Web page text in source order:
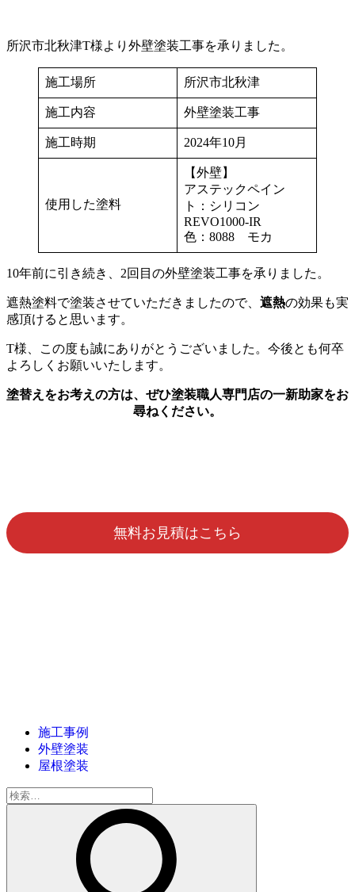
所沢市北秋津T様より外壁塗装工事を承りました。
施工場所 所沢市北秋津
施工内容 外壁塗装工事
施工時期 2024年10月
使用した塗料
【外壁】
アステックペイン
ト：シリコン
REVO1000-IR
色：8088 モカ
10年前に引き続き、2回目の外壁塗装工事を承りました。
遮熱塗料で塗装させていただきましたので、 遮熱の効果も実
感頂けると思います。
T様、この度も誠にありがとうございました。今後とも何卒
よろしくお願いいたします。
塗替えをお考えの方は、ぜひ塗装職人専門店の一新助家をお
尋ねください。
無料お見積はこちら
施工事例
外壁塗装
屋根塗装
検
索: